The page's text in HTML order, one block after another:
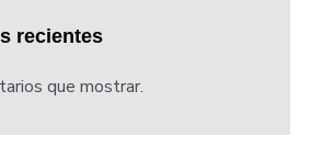
recientes
que mostrar.